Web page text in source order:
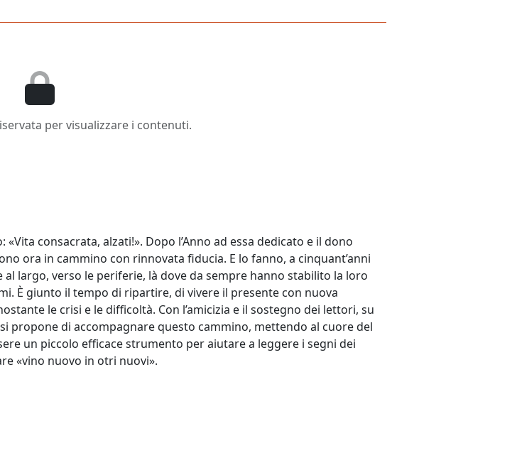
per visualizzare i contenuti.
consacrata, alzati!». Dopo l’Anno ad essa dedicato e il dono
ora in cammino con rinnovata fiducia. E lo fanno, a cinquant’anni
al largo, verso le periferie, là dove da sempre hanno stabilito la loro
È giunto il tempo di ripartire, di vivere il presente con nuova
le crisi e le difficoltà. Con l’amicizia e il sostegno dei lettori, su
propone di accompagnare questo cammino, mettendo al cuore del
un piccolo efficace strumento per aiutare a leggere i segni dei
«vino nuovo in otri nuovi».